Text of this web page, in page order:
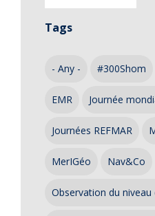
Tags
- Any - #300Shom
EMR Journée
Journées REFMAR
MerIGéo Nav&Co
Observation du niveau